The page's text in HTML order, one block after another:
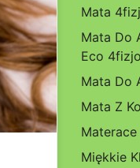
Mata
Mata Do
Eco 4fizjo
Mata Do
Mata Z
Miękkie